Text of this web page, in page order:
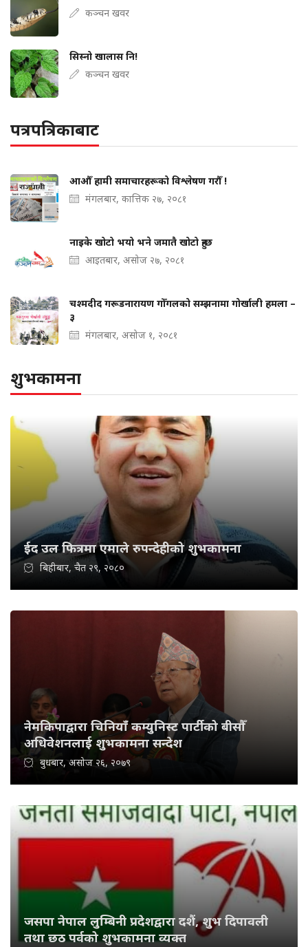
कञ्चन खवर
सिस्नो खालास नि!
कञ्चन खवर
पत्रपत्रिकाबाट
आऔँ हामी समाचारहरूको विश्लेषण गरौँ !
मंगलबार, कात्तिक २७, २०८१
नाइके खोटो भयो भने जमातै खोटो हुन्छ
आइतबार, असोज २७, २०८१
चश्मदीद गरूडनारायण गोँगलको सम्झनामा गोर्खाली हमला –
३
मंगलबार, असोज १, २०८१
शुभकामना
ईद उल फित्रमा एमाले रुपन्देहीको शुभकामना
बिहीबार, चैत २९, २०८०
नेमकिपाद्वारा चिनियाँ कम्युनिस्ट पार्टीको बीसौँ
अधिवेशनलाई शुभकामना सन्देश
बुधबार, असोज २६, २०७९
जसपा नेपाल लुम्बिनी प्रदेशद्वारा दशैं, शुभ दिपावली
तथा छठ पर्वको शुभकामना व्यक्त